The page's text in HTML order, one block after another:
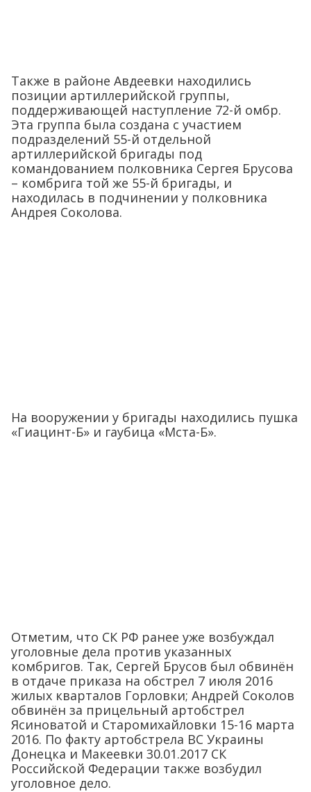
Также в районе Авдеевки находились
позиции артиллерийской группы,
поддерживающей наступление 72-й омбр.
Эта группа была создана с участием
подразделений 55-й отдельной
артиллерийской бригады под
командованием полковника Сергея Брусова
– комбрига той же 55-й бригады, и
находилась в подчинении у полковника
Андрея Соколова.
На вооружении у бригады находились пушка
«Гиацинт-Б» и гаубица «Мста-Б».
Отметим, что СК РФ ранее уже возбуждал
уголовные дела против указанных
комбригов. Так, Сергей Брусов был обвинён
в отдаче приказа на обстрел 7 июля 2016
жилых кварталов Горловки; Андрей Соколов
обвинён за прицельный артобстрел
Ясиноватой и Старомихайловки 15-16 марта
2016. По факту артобстрела ВС Украины
Донецка и Макеевки 30.01.2017 СК
Российской Федерации также возбудил
уголовное дело.